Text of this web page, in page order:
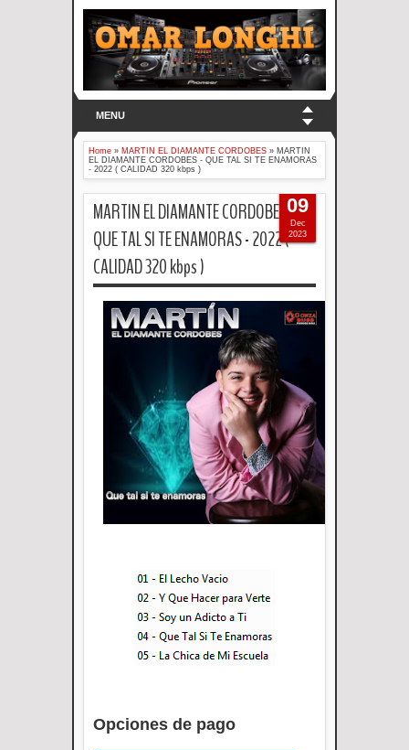
MENU
Home » MARTIN EL DIAMANTE CORDOBES » MARTIN
EL DIAMANTE CORDOBES - QUE TAL SI TE ENAMORAS
- 2022 ( CALIDAD 320 kbps )
MARTIN EL DIAMANTE CORDOBES -
QUE TAL SI TE ENAMORAS - 2022 (
CALIDAD 320 kbps )
Opciones de pago
09
Dec
2023